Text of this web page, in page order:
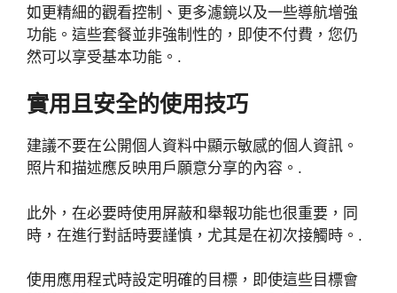
如更精細的觀看控制、更多濾鏡以及一些導航增強
功能。這些套餐並非強制性的，即使不付費，您仍
然可以享受基本功能。.
實用且安全的使用技巧
建議不要在公開個人資料中顯示敏感的個人資訊。
照片和描述應反映用戶願意分享的內容。.
此外，在必要時使用屏蔽和舉報功能也很重要，同
時，在進行對話時要謹慎，尤其是在初次接觸時。.
使用應用程式時設定明確的目標，即使這些目標會